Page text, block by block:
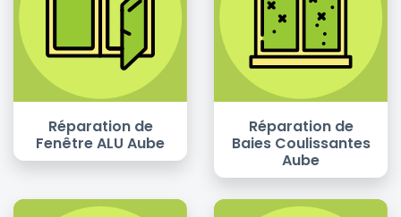
Réparation de
Fenêtre ALU Aube
Réparation de
Baies Coulissantes
Aube